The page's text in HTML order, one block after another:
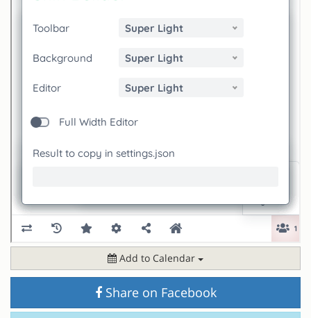
Add to Calendar
Share on Facebook